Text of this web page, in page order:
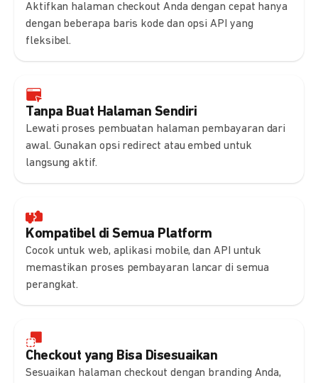
Aktifkan halaman checkout Anda dengan cepat hanya
dengan beberapa baris kode dan opsi API yang
fleksibel.
Tanpa Buat Halaman Sendiri
Lewati proses pembuatan halaman pembayaran dari
awal. Gunakan opsi redirect atau embed untuk
langsung aktif.
Kompatibel di Semua Platform
Cocok untuk web, aplikasi mobile, dan API untuk
memastikan proses pembayaran lancar di semua
perangkat.
Checkout yang Bisa Disesuaikan
Sesuaikan halaman checkout dengan branding Anda,